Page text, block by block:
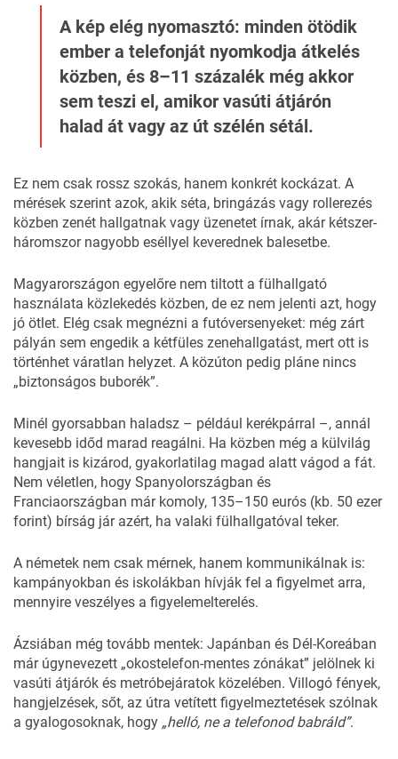
A kép elég nyomasztó: minden ötödik
ember a telefonját nyomkodja átkelés
közben, és 8–11 százalék még akkor
sem teszi el, amikor vasúti átjárón
halad át vagy az út szélén sétál.
Ez nem csak rossz szokás, hanem konkrét kockázat. A
mérések szerint azok, akik séta, bringázás vagy rollerezés
közben zenét hallgatnak vagy üzenetet írnak, akár kétszer-
háromszor nagyobb eséllyel keverednek balesetbe.
Magyarországon egyelőre nem tiltott a fülhallgató
használata közlekedés közben, de ez nem jelenti azt, hogy
jó ötlet. Elég csak megnézni a futóversenyeket: még zárt
pályán sem engedik a kétfüles zenehallgatást, mert ott is
történhet váratlan helyzet. A közúton pedig pláne nincs
„biztonságos buborék”.
Minél gyorsabban haladsz – például kerékpárral –, annál
kevesebb időd marad reagálni. Ha közben még a külvilág
hangjait is kizárod, gyakorlatilag magad alatt vágod a fát.
Nem véletlen, hogy Spanyolországban és
Franciaországban már komoly, 135–150 eurós (kb. 50 ezer
forint) bírság jár azért, ha valaki fülhallgatóval teker.
A németek nem csak mérnek, hanem kommunikálnak is:
kampányokban és iskolákban hívják fel a figyelmet arra,
mennyire veszélyes a figyelemelterelés.
Ázsiában még tovább mentek: Japánban és Dél-Koreában
már úgynevezett „okostelefon-mentes zónákat” jelölnek ki
vasúti átjárók és metróbejáratok közelében. Villogó fények,
hangjelzések, sőt, az útra vetített figyelmeztetések szólnak
a gyalogosoknak, hogy „helló, ne a telefonod babráld”.